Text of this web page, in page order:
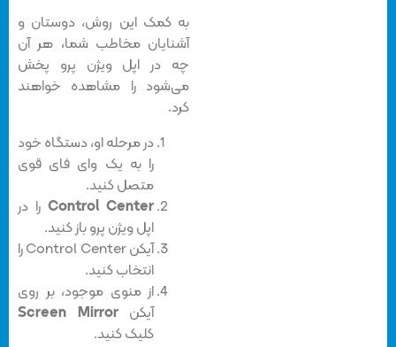
به کمک این روش، دوستان و
آشنایان مخاطب شما، هر آن
چه در اپل ویژن پرو پخش
می‌شود را مشاهده خواهند
در مرحله او، دستگاه خود
را به یک وای فای قوی
متصل کنید.
Control Centerرا در
اپل ویژن پرو باز کنید.
آیکن Control Center را
انتخاب کنید.
از منوی موجود، بر روی
آیکنScreen Mirror
کلیک کنید.